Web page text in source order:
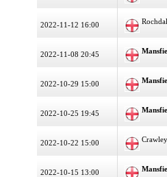
2022-11-12 16:00
2022-11-08 20:45
2022-10-29 15:00
2022-10-25 19:45
2022-10-22 15:00
2022-10-15 13:00